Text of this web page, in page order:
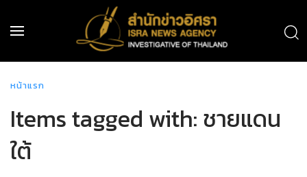
หน้าแรก
Items tagged with: ชายแดน
ใต้